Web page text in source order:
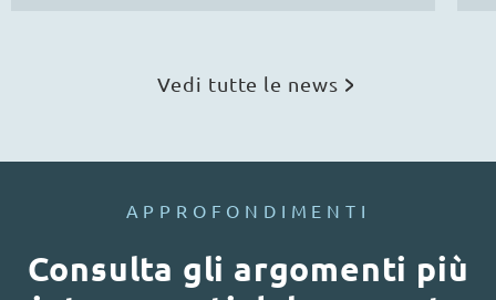
Vedi tutte le news
APPROFONDIMENTI
Consulta gli argomenti più